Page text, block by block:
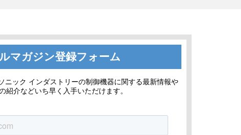
マガジン登録フォーム
ニック インダストリーの制御機器に関する最新情報や
紹介などいち早く入手いただけます。